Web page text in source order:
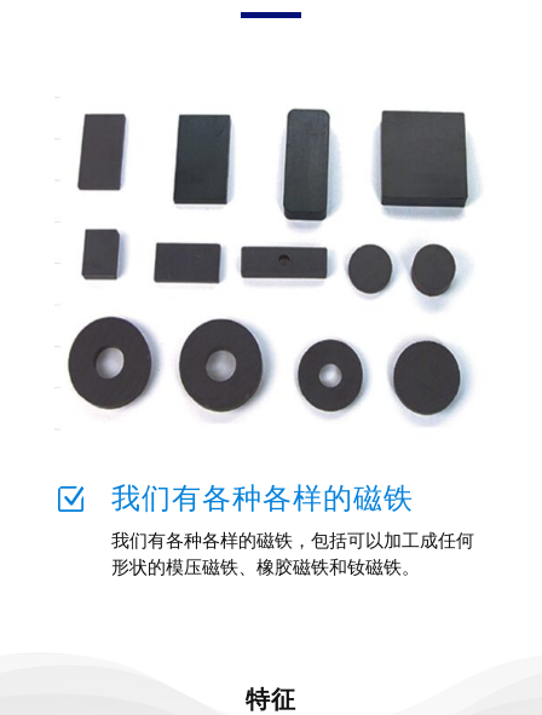
Z 我们有各种各样的磁铁
我们有各种各样的磁铁，包括可以加工成任何
形状的模压磁铁、橡胶磁铁和钕磁铁。
特征